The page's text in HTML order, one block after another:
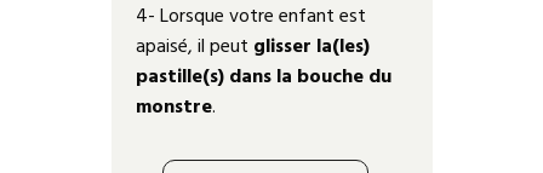
4- Lorsque votre enfant est
apaisé, il peut glisser la(les)
pastille(s) dans la bouche du
monstre.